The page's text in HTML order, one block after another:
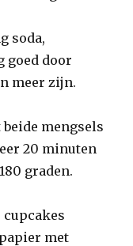
soda,
goed door
meer zijn.
mengsels
20 minuten
graden.
cupcakes
met